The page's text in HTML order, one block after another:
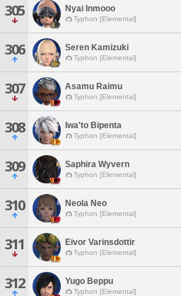
305 Nyai Inmooo
Typhon [Elemental]
306 Seren Kamizuki
Typhon [Elemental]
307 Asamu Raimu
Typhon [Elemental]
308 Iwa'to Bipenta
Typhon [Elemental]
309 Saphira Wyvern
Typhon [Elemental]
310 Neola Neo
Typhon [Elemental]
311 Eivor Varinsdottir
Typhon [Elemental]
312 Yugo Beppu
Typhon [Elemental]